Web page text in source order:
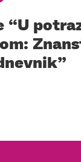
“U